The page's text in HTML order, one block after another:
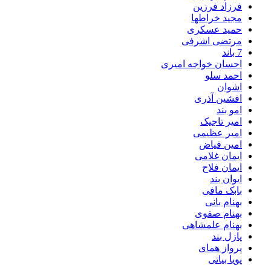
فرزاد فرزین
مجید خراطها
حمید عسکری
مرتضی اشرفی
7 باند
احسان خواجه امیری
احمد سلو
اشوان
افشین آذری
امو بند
امیر تاجیک
امیر عظیمی
امین فیاض
ایمان غلامی
ایمان فلاح
ایوان بند
بابک مافی
بهنام بانی
بهنام صفوی
بهنام علمشاهی
پازل بند
پرواز همای
پویا بیاتی